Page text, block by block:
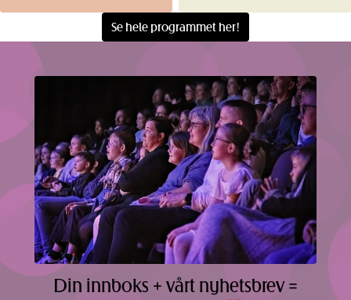
Se hele programmet her!
Din innboks + vårt nyhetsbrev =